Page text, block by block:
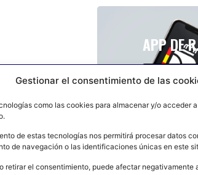
Gestionar el consentimiento de las
como las cookies para almacenar y/o acceder
de estas tecnologías nos permitirá procesar datos
de navegación o las identificaciones únicas en este
retirar el consentimiento, puede afectar negativamente
APP DE